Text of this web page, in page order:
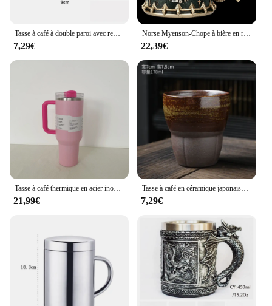
Tasse à café à double paroi avec remplissage de fleurs artificielles simulées, lait transparent, standard avec tasse en verre Foy, tasse à thé, cadeaux pour filles et enfants, 200ml
7,29€
Norse Myenson-Chope à bière en résine et acier inoxydable, contenance de 600ml, standard, pour Halloween, Noël, verres rétro
22,39€
21,99€
Tasse à café en céramique japonaise, poterie, tasses à expresso, verres vintage, cadeau de bureau, tasse à eau rétro domestique, F2, 170ml, 1 pièce
7,29€